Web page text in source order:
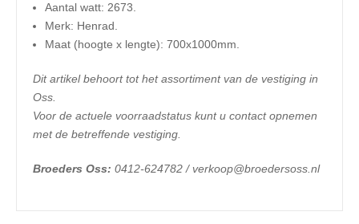
Aantal watt: 2673.
Merk: Henrad.
​Maat (hoogte x lengte): 700x1000mm.
Dit artikel behoort tot het assortiment van de vestiging in
Oss.
Voor de actuele voorraadstatus kunt u contact opnemen
met de betreffende vestiging.
Broeders Oss: 0412-624782 / verkoop@broedersoss.nl